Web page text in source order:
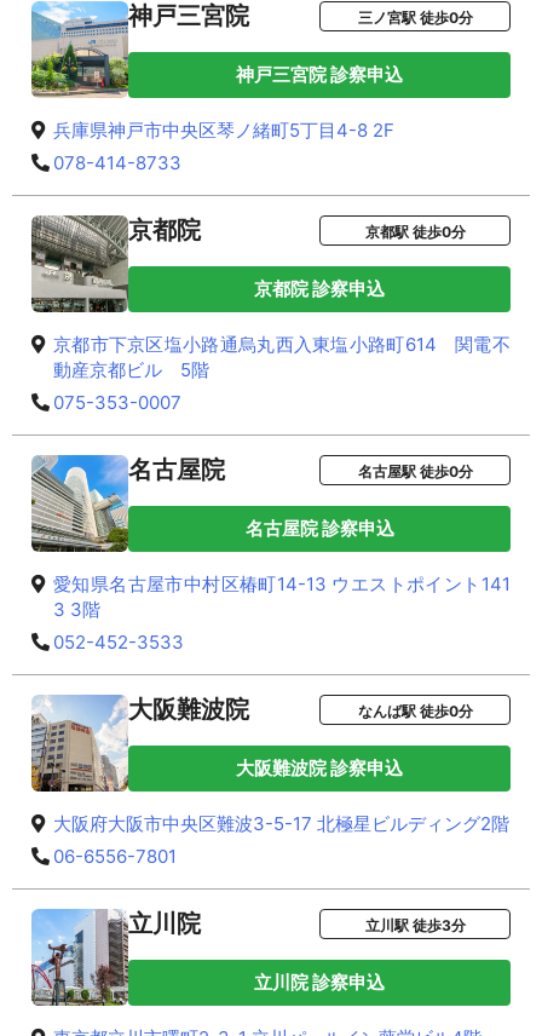
神戸三宮院 三ノ宮駅 徒歩0分
神戸三宮院 診察申込
兵庫県神戸市中央区琴ノ緒町5丁目4-8 2F
078-414-8733
京都院 京都駅 徒歩0分
京都院 診察申込
京都市下京区塩小路通烏丸西入東塩小路町614 関電不
動産京都ビル 5階
075-353-0007
名古屋院 名古屋駅 徒歩0分
名古屋院 診察申込
愛知県名古屋市中村区椿町14-13 ウエストポイント141
3 3階
052-452-3533
大阪難波院 なんば駅 徒歩0分
大阪難波院 診察申込
大阪府大阪市中央区難波3-5-17 北極星ビルディング2階
06-6556-7801
立川院 立川駅 徒歩3分
立川院 診察申込